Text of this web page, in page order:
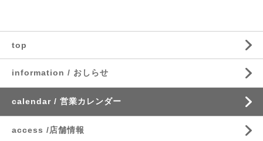
top
information / おしらせ
calendar / 営業カレンダー
access /店舗情報